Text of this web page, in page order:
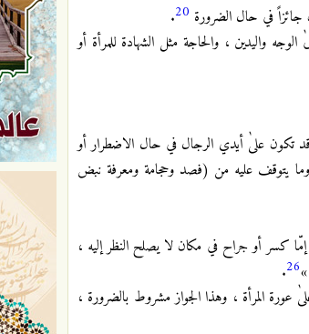
جائزاً في حال الضرورة 20
.
واليدين ، والحاجة مثل الشهادة للمرأة أو
تكون علىٰ أيدي الرجال في حال الاضطرار أو
يتوقف عليه من (فصد وحجامة ومعرفة نبض
إمّا كسر أو جراح في مكان لا يصلح النظر إليه ،
26
.
عورة المرأة ، وهذا الجواز مشروط بالضرورة ،